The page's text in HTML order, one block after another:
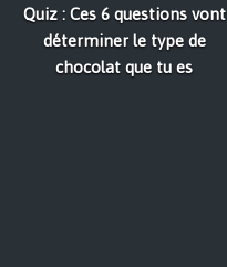
Quiz : Ces 6 questions vont
déterminer le type de
chocolat que tu es